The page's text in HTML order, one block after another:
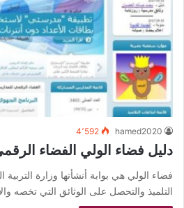
hamed2020 4٬592
دليل فضاء الولي الفضاء
فضاء الولي هي بوابة أنشأتها وزارة
التلميذ والتحصل على الوثائق التي تخصه